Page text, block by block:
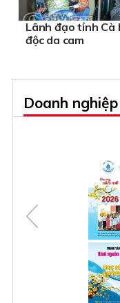
Lãnh đạo tỉnh Cà
độc da cam
Doanh